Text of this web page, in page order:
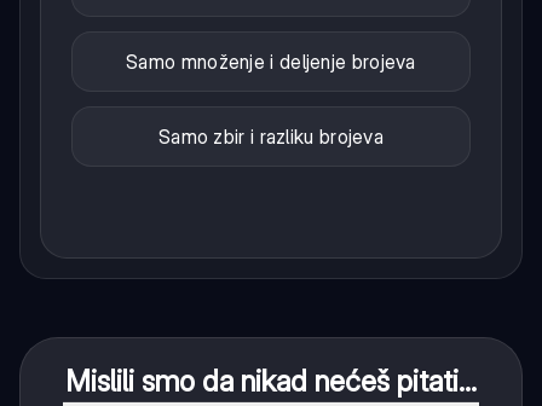
Samo množenje i deljenje brojeva
Samo zbir i razliku brojeva
Mislili smo da nikad nećeš pitati...